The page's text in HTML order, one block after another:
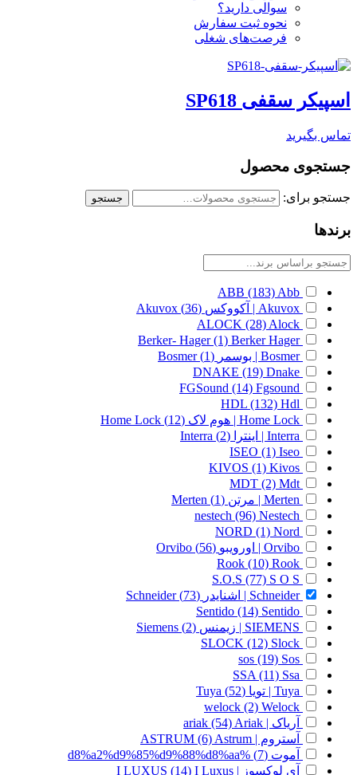
سوالی دارید؟
نحوه ثبت سفارش
فرصت‌های شغلی
اسپیکر سقفی SP618
تماس بگیرید
جستجوی محصول
جستجو برای: جستجو
برندها
ABB (183) Abb
Akuvox | آکووکس
(36)
Akuvox
ALOCK (28) Alock
Berker- Hager (1) Berker Hager
Bosmer | بوسمر
(1)
Bosmer
DNAKE (19) Dnake
FGSound (14) Fgsound
HDL (132) Hdl
Home Lock | هوم لاک
(12)
Home Lock
Interra | اینترا
(2)
Interra
ISEO (1) Iseo
KIVOS (1) Kivos
MDT (2) Mdt
Merten | مرتن
(1)
Merten
nestech (96) Nestech
NORD (1) Nord
Orvibo | اورویبو
(56)
Orvibo
Rook (10) Rook
S.O.S (77) S O S
Schneider | اشنایدر
(73)
Schneider
Sentido (14) Sentido
SIEMENS | زیمنس
(2)
Siemens
SLOCK (12) Slock
sos (19) Sos
SSA (11) Ssa
Tuya | تویا
(52)
Tuya
welock (2) Welock
آریاک | ariak
(54) Ariak
آستروم | ASTRUM
(6) Astrum
آموت (7)
%d8%a2%d9%85%d9%88%d8%aa
آی لوکسوز | I LUXUS
(14) I Luxus